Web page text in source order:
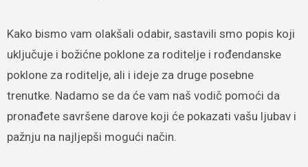
Kako bismo vam olakšali odabir, sastavili smo popis koji
uključuje i božićne poklone za roditelje i rođendanske
poklone za roditelje, ali i ideje za druge posebne
trenutke. Nadamo se da će vam naš vodič pomoći da
pronađete savršene darove koji će pokazati vašu ljubav i
pažnju na najljepši mogući način.